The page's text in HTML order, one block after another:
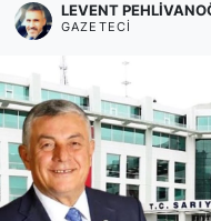
LEVENT
GAZETECI
KÜLTÜR SANAT
MAGAZİN
RÖPORTAJ
SAĞLIK